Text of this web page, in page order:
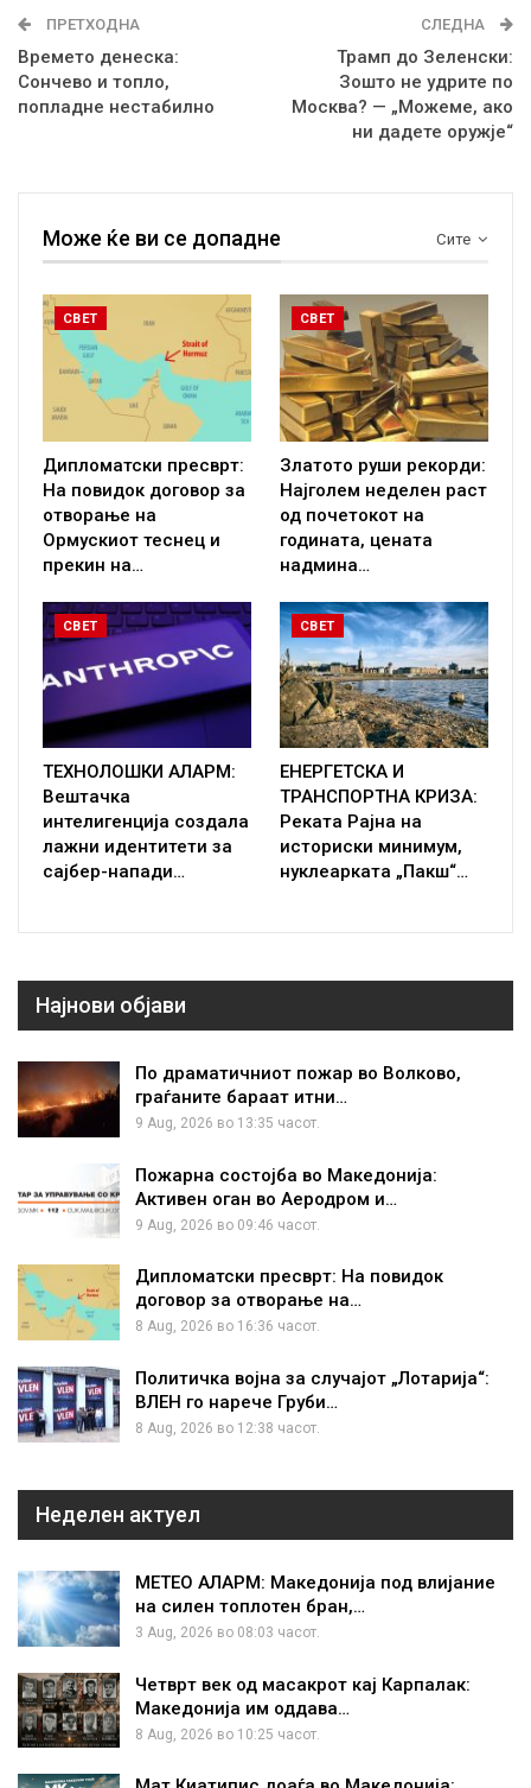
ПРЕТХОДНА
Времето денеска:
Сончево и топло,
попладне нестабилно
СЛЕДНА
Трамп до Зеленски:
Зошто не удрите по
Москва? — „Можеме, ако
ни дадете оружје“
Сите
Може ќе ви се допадне
СВЕТ
Дипломатски пресврт:
На повидок договор за
отворање на
Ормускиот теснец и
прекин на…
СВЕТ
Златото руши рекорди:
Најголем неделен раст
од почетокот на
годината, цената
надмина…
СВЕТ
ТЕХНОЛОШКИ АЛАРМ:
Вештачка
интелигенција создала
лажни идентитети за
сајбер-напади…
СВЕТ
ЕНЕРГЕТСКА И
ТРАНСПОРТНА КРИЗА:
Реката Рајна на
историски минимум,
нуклеарката „Пакш“…
Најнови објави
По драматичниот пожар во Волково,
граѓаните бараат итни…
9 Aug, 2026 во 13:35 часот.
Пожарна состојба во Македонија:
Активен оган во Аеродром и…
9 Aug, 2026 во 09:46 часот.
Дипломатски пресврт: На повидок
договор за отворање на…
8 Aug, 2026 во 16:36 часот.
Политичка војна за случајот „Лотарија“:
ВЛЕН го нарече Груби…
8 Aug, 2026 во 12:38 часот.
Неделен актуел
МЕТЕО АЛАРМ: Македонија под влијание
на силен топлотен бран,…
3 Aug, 2026 во 08:03 часот.
Четврт век од масакрот кај Карпалак:
Македонија им оддава…
8 Aug, 2026 во 10:25 часот.